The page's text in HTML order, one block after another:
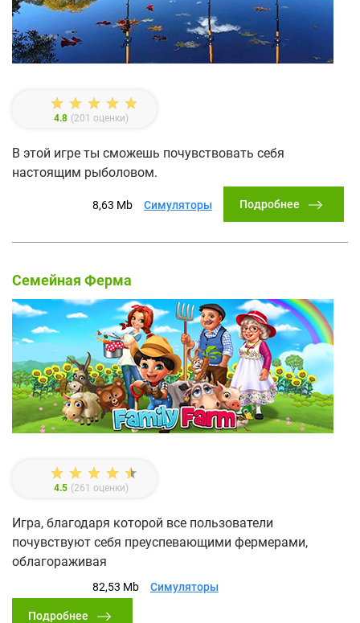
4.8 (201 оценки)
В этой игре ты сможешь почувствовать себя
настоящим рыболовом.
8,63 Mb Симуляторы Подробнее
Семейная Ферма
4.5 (261 оценки)
Игра, благодаря которой все пользователи
почувствуют себя преуспевающими фермерами,
облагораживая
82,53 Mb Симуляторы
Подробнее